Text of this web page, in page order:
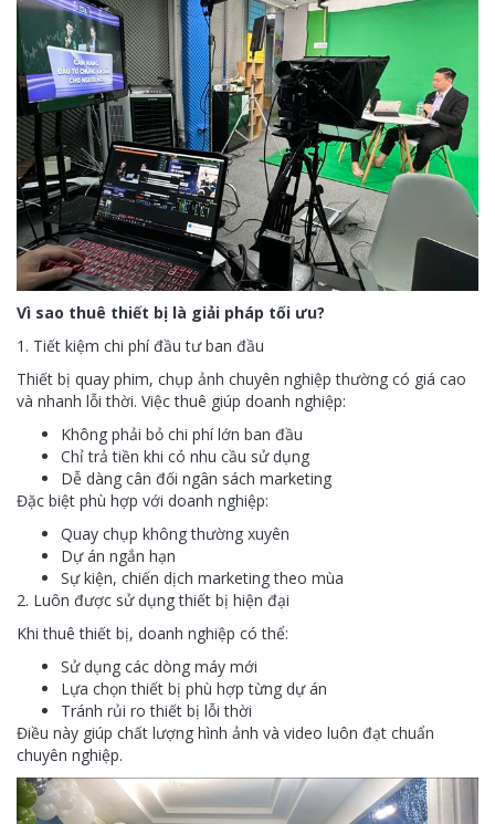
Vì sao thuê thiết bị là giải pháp tối ưu?
1. Tiết kiệm chi phí đầu tư ban đầu
Thiết bị quay phim, chụp ảnh chuyên nghiệp thường có giá cao
và nhanh lỗi thời. Việc thuê giúp doanh nghiệp:
Không phải bỏ chi phí lớn ban đầu
Chỉ trả tiền khi có nhu cầu sử dụng
Dễ dàng cân đối ngân sách marketing
Đặc biệt phù hợp với doanh nghiệp:
Quay chụp không thường xuyên
Dự án ngắn hạn
Sự kiện, chiến dịch marketing theo mùa
2. Luôn được sử dụng thiết bị hiện đại
Khi thuê thiết bị, doanh nghiệp có thể:
Sử dụng các dòng máy mới
Lựa chọn thiết bị phù hợp từng dự án
Tránh rủi ro thiết bị lỗi thời
Điều này giúp chất lượng hình ảnh và video luôn đạt chuẩn
chuyên nghiệp.